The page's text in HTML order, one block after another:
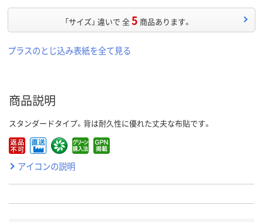
「サイズ」 違いで 全5 商品あります。
プラスのとじ込み表紙を全て見る
商品説明
スタンダードタイプ。背は耐久性に優れた丈夫な布貼です。
アイコンの説明